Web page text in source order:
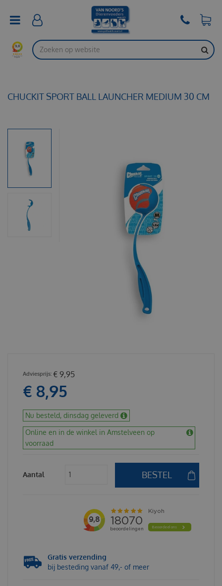
CHUCKIT SPORT BALL LAUNCHER MEDIUM 30 CM
€ 9,95
€ 8,95
Nu besteld, dinsdag geleverd
Online en in de winkel in Amstelveen op
voorraad
Aantal
Gratis verzending
bij besteding vanaf 49,- of meer